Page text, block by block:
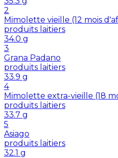
2
Mimolette vieille (12 mois
produits laitiers
34.0 g
3
Grana Padano
produits laitiers
33.9 g
4
Mimolette extra-vieille (18
produits laitiers
33.7 g
5
Asiago
produits laitiers
32.1 g